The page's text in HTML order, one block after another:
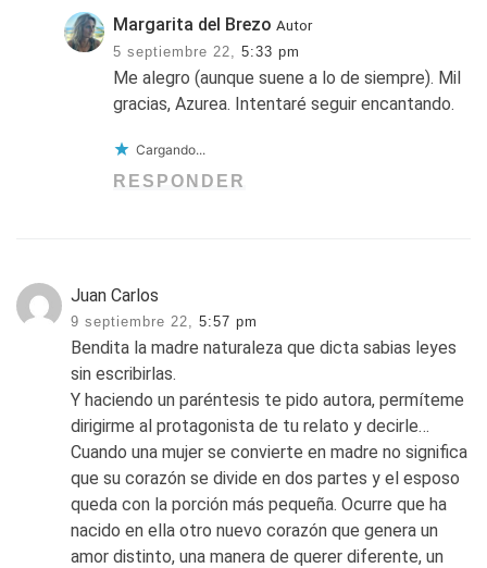
Margarita del Brezo Autor
5 septiembre 22,
5:33 pm
Me alegro (aunque suene a lo de siempre). Mil
gracias, Azurea. Intentaré seguir encantando.
Cargando...
RESPONDER
Juan Carlos
9 septiembre 22, 5:57 pm
Bendita la madre naturaleza que dicta sabias leyes
sin escribirlas.
Y haciendo un paréntesis te pido autora, permíteme
dirigirme al protagonista de tu relato y decirle…
Cuando una mujer se convierte en madre no significa
que su corazón se divide en dos partes y el esposo
queda con la porción más pequeña. Ocurre que ha
nacido en ella otro nuevo corazón que genera un
amor distinto, una manera de querer diferente, un